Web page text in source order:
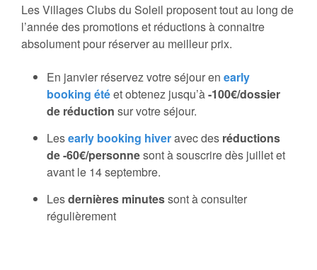
Les Villages Clubs du Soleil proposent tout au long de
l’année des promotions et réductions à connaitre
absolument pour réserver au meilleur prix.
En janvier réservez votre séjour en early
booking étéet obtenez jusqu’à-100€/dossier
de réduction sur votre séjour.
Lesearly booking hiveravec des réductions
de -60€/personnesont à souscrire dès juillet et
avant le 14 septembre.
Lesdernières minutessont à consulter
régulièrement